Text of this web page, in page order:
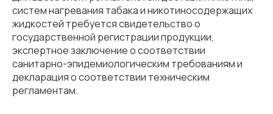
систем нагревания табака и никотиносодержащих
жидкостей требуется свидетельство о
государственной регистрации продукции,
экспертное заключение о соответствии
санитарно-эпидемиологическим требованиям и
декларация о соответствии техническим
регламентам.